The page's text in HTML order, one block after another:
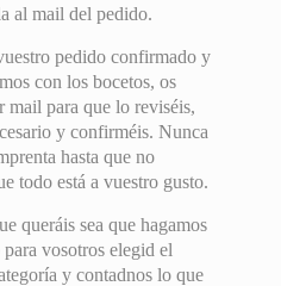
al mail del pedido.
pedido confirmado y
con los bocetos, os
mail para que lo reviséis,
y confirméis. Nunca
hasta que no
todo está a vuestro gusto.
queráis sea que hagamos
vosotros elegid el
y contadnos lo que